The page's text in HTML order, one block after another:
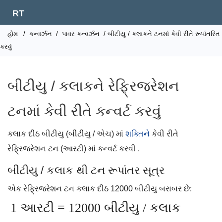
RT
હોમ / કન્વર્ઝન / પાવર કન્વર્ઝન / બીટીયુ / કલાકને ટનમાં કેવી રીતે રૂપાંતરિત
કરવું
બીટીયુ / કલાકને રેફ્રિજરેશન
ટનમાં કેવી રીતે કન્વર્ટ કરવું
કલાક દીઠ બીટીયુ (બીટીયુ / એચ) માં શક્તિને કેવી રીતે
રેફ્રિજરેશન ટન (આરટી) માં કન્વર્ટ કરવી .
બીટીયુ / કલાક થી ટન રૂપાંતર સૂત્ર
એક રેફ્રિજરેશન ટન કલાક દીઠ 12000 બીટીયુ બરાબર છે:
1 આરટી = 12000 બીટીયુ / કલાક